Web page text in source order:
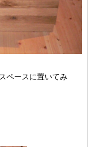
ペースに置いてみ